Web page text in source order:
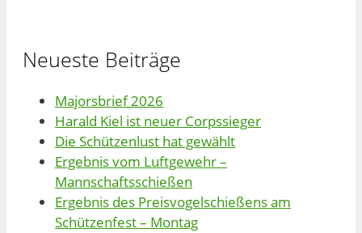
Neueste Beiträge
Majorsbrief 2026
Harald Kiel ist neuer Corpssieger
Die Schützenlust hat gewählt
Ergebnis vom Luftgewehr –
Mannschaftsschießen
Ergebnis des Preisvogelschießens am
Schützenfest – Montag